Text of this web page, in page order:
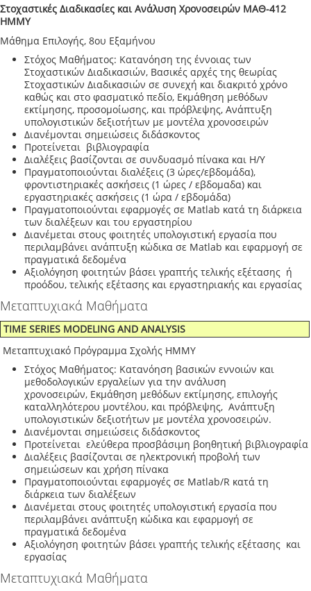
Στοχαστικές Διαδικασίες και Ανάλυση Χρονοσειρών ΜΑΘ-412
ΗΜΜΥ
Μάθημα Επιλογής, 8ου Εξαμήνου
Στόχος Μαθήματος: Κατανόηση της έννοιας των
Στοχαστικών Διαδικασιών, Βασικές αρχές της θεωρίας
Στοχαστικών Διαδικασιών σε συνεχή και διακριτό χρόνο
καθώς και στο φασματικό πεδίο, Εκμάθηση μεθόδων
εκτίμησης, προσομοίωσης, και πρόβλεψης, Ανάπτυξη
υπολογιστικών δεξιοτήτων με μοντέλα χρονοσειρών
Διανέμονται σημειώσεις διδάσκοντος
Προτείνεται βιβλιογραφία
Διαλέξεις βασίζονται σε συνδυασμό πίνακα και Η/Υ
Πραγματοποιούνται διαλέξεις (3 ώρες/εβδομάδα),
φροντιστηριακές ασκήσεις (1 ώρες / εβδομαδα) και
εργαστηριακές ασκήσεις (1 ώρα / εβδομάδα)
Πραγματοποιούνται εφαρμογές σε Matlab κατά τη διάρκεια
των διαλέξεων και του εργαστηρίου
Διανέμεται στους φοιτητές υπολογιστική εργασία που
περιλαμβάνει ανάπτυξη κώδικα σε Matlab και εφαρμογή σε
πραγματικά δεδομένα
Αξιολόγηση φοιτητών βάσει γραπτής τελικής εξέτασης ή
προόδου, τελικής εξέτασης και εργαστηριακής και εργασίας
Μεταπτυχιακά Μαθήματα
TIME SERIES MODELING AND ANALYSIS
Μεταπτυχιακό Πρόγραμμα Σχολής ΗΜΜΥ
Στόχος Μαθήματος: Κατανόηση βασικών εννοιών και
μεθοδολογικών εργαλείων για την ανάλυση
χρονοσειρών, Εκμάθηση μεθόδων εκτίμησης, επιλογής
καταλληλότερου μοντέλου, και πρόβλεψης, Ανάπτυξη
υπολογιστικών δεξιοτήτων με μοντέλα χρονοσειρών.
Διανέμονται σημειώσεις διδάσκοντος
Προτείνεται ελεύθερα προσβάσιμη βοηθητική βιβλιογραφία
Διαλέξεις βασίζονται σε ηλεκτρονική προβολή των
σημειώσεων και χρήση πίνακα
Πραγματοποιούνται εφαρμογές σε Matlab/R κατά τη
διάρκεια των διαλέξεων
Διανέμεται στους φοιτητές υπολογιστική εργασία που
περιλαμβάνει ανάπτυξη κώδικα και εφαρμογή σε
πραγματικά δεδομένα
Αξιολόγηση φοιτητών βάσει γραπτής τελικής εξέτασης και
εργασίας
Μεταπτυχιακά Μαθήματα